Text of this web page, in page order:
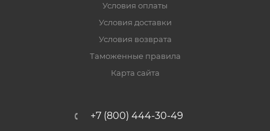
Условия оплаты
Условия доставки
Условия возврата
Таможенные правила
Карта сайта
+7 (800) 444-30-49